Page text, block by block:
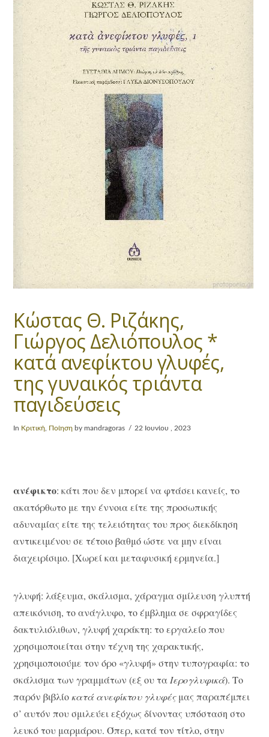
Κώστας Θ. Ριζάκης,
Γιώργος Δελιόπουλος *
κατά ανεφίκτου γλυφές,
της γυναικός τριάντα
παγιδεύσεις
In Κριτική Ποίηση by mandragoras 22 Ιουνίου , 2023
ανέφικτο: κάτι που δεν μπορεί να φτάσει κανείς, το
ακατόρθωτο με την έννοια είτε της προσωπικής
αδυναμίας είτε της τελειότητας του προς διεκδίκηση
αντικειμένου σε τέτοιο βαθμό ώστε να μην είναι
διαχειρίσιμο. [Χωρεί και μεταφυσική ερμηνεία.]
γλυφή: λάξευμα, σκάλισμα, χάραγμα σμίλευση γλυπτή
απεικόνιση, το ανάγλυφο, το έμβλημα σε σφραγίδες
δακτυλιόλιθων, γλυφή χαράκτη: το εργαλείο που
χρησιμοποιείται στην τέχνη της χαρακτικής,
χρησιμοποιούμε τον όρο «γλυφή» στην τυπογραφία: το
σκάλισμα των γραμμάτων (εξ ου τα Ιερογλυφικά). Το
παρόν βιβλίο κατά ανεφίκτου γλυφέςμας παραπέμπει
σ’ αυτόν που σμιλεύει εξόχως δίνοντας υπόσταση στο
λευκό του μαρμάρου. Όπερ, κατά τον τίτλο, στην